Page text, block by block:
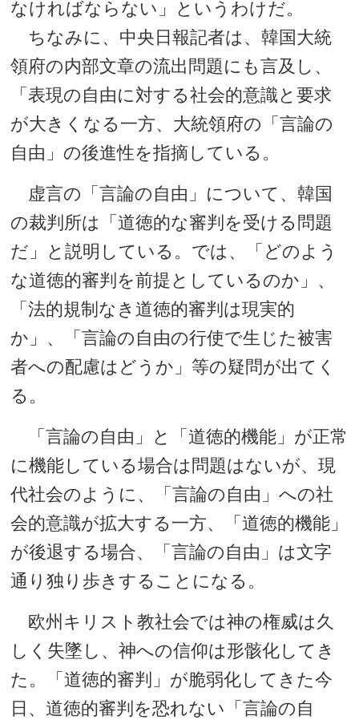
なければならない」というわけだ。
ちなみに、中央日報記者は、韓国大統
領府の内部文章の流出問題にも言及し、
「表現の自由に対する社会的意識と要求
が大きくなる一方、大統領府の「言論の
自由」の後進性を指摘している。
虚言の「言論の自由」について、韓国
の裁判所は「道徳的な審判を受ける問題
だ」と説明している。では、「どのよう
な道徳的審判を前提としているのか」、
「法的規制なき道徳的審判は現実的
か」、「言論の自由の行使で生じた被害
者への配慮はどうか」等の疑問が出てく
る。
「言論の自由」と「道徳的機能」が正常
に機能している場合は問題はないが、現
代社会のように、「言論の自由」への社
会的意識が拡大する一方、「道徳的機能」
が後退する場合、「言論の自由」は文字
通り独り歩きすることになる。
欧州キリスト教社会では神の権威は久
しく失墜し、神への信仰は形骸化してき
た。「道徳的審判」が脆弱化してきた今
日、道徳的審判を恐れない「言論の自